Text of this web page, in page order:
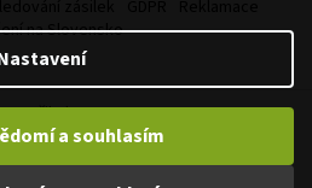
a souhlasím
U
na Slovensko
Shoptet
- Vaše království vapingu
Upravit nastavení cookies